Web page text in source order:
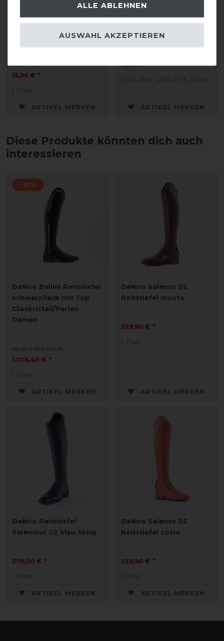
Pikeur Kniestrumpf
statt 19,95 €
15,96 € *
1 Paar
ARTIKEL MERKEN
DeNiro Schuhcreme 50
ml
11,90 € *
0.05 Liter | 238,00 € / Liter
ARTIKEL MERKEN
Diese Produkte könnten dich auch
interessieren
-10%
DeNiro Bellini Reitstiefel
schwarz/lack mit Top
Glaskristall/Perlen
Damen
statt 1.196,00 €
1.076,40 € *
1 Paar
ARTIKEL MERKEN
DeNiro Salento 02
Reitstiefel mosto
559,90 € *
1 Paar
ARTIKEL MERKEN
DeNiro Reitstiefel
Salentino 02 blau Shiny
379,00 € *
1 Paar
ARTIKEL MERKEN
DeNiro Salento 02
Reitstiefel cotto
559,90 € *
1 Paar
ARTIKEL MERKEN
ALLE ABLEHNEN
AUSWAHL AKZEPTIEREN